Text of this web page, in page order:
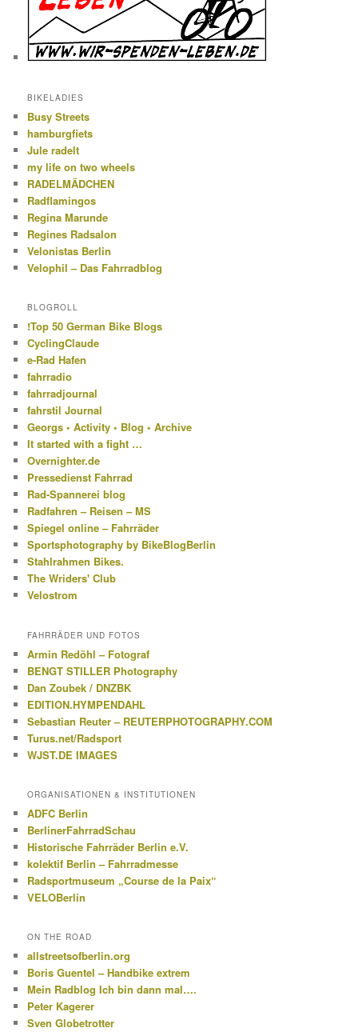
BIKELADIES
Busy Streets
hamburgfiets
Jule radelt
my life on two wheels
RADELMÄDCHEN
Radflamingos
Regina Marunde
Regines Radsalon
Velonistas Berlin
Velophil – Das Fahrradblog
BLOGROLL
!Top 50 German Bike Blogs
CyclingClaude
e-Rad Hafen
fahrradio
fahrradjournal
fahrstil Journal
Georgs • Activity • Blog • Archive
It started with a fight …
Overnighter.de
Pressedienst Fahrrad
Rad-Spannerei blog
Radfahren – Reisen – MS
Spiegel online – Fahrräder
Sportsphotography by BikeBlogBerlin
Stahlrahmen Bikes.
The Wriders' Club
Velostrom
FAHRRÄDER UND FOTOS
Armin Redöhl – Fotograf
BENGT STILLER Photography
Dan Zoubek / DNZBK
EDITION.HYMPENDAHL
Sebastian Reuter – REUTERPHOTOGRAPHY.COM
Turus.net/Radsport
WJST.DE IMAGES
ORGANISATIONEN & INSTITUTIONEN
ADFC Berlin
BerlinerFahrradSchau
Historische Fahrräder Berlin e.V.
kolektif Berlin – Fahrradmesse
Radsportmuseum „Course de la Paix“
VELOBerlin
ON THE ROAD
allstreetsofberlin.org
Boris Guentel – Handbike extrem
Mein Radblog Ich bin dann mal….
Peter Kagerer
Sven Globetrotter